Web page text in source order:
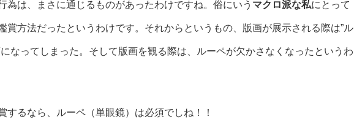
為は、まさに通じるものがあったわけですね。俗にいう マクロ派な私にとって
賞方法だったというわけです。それからというもの、版画が展示される際は”ル
なってしまった。そして版画を観る際は、ルーペが欠かさなくなったというわ
するなら、ルーペ（単眼鏡）は必須でしね！！